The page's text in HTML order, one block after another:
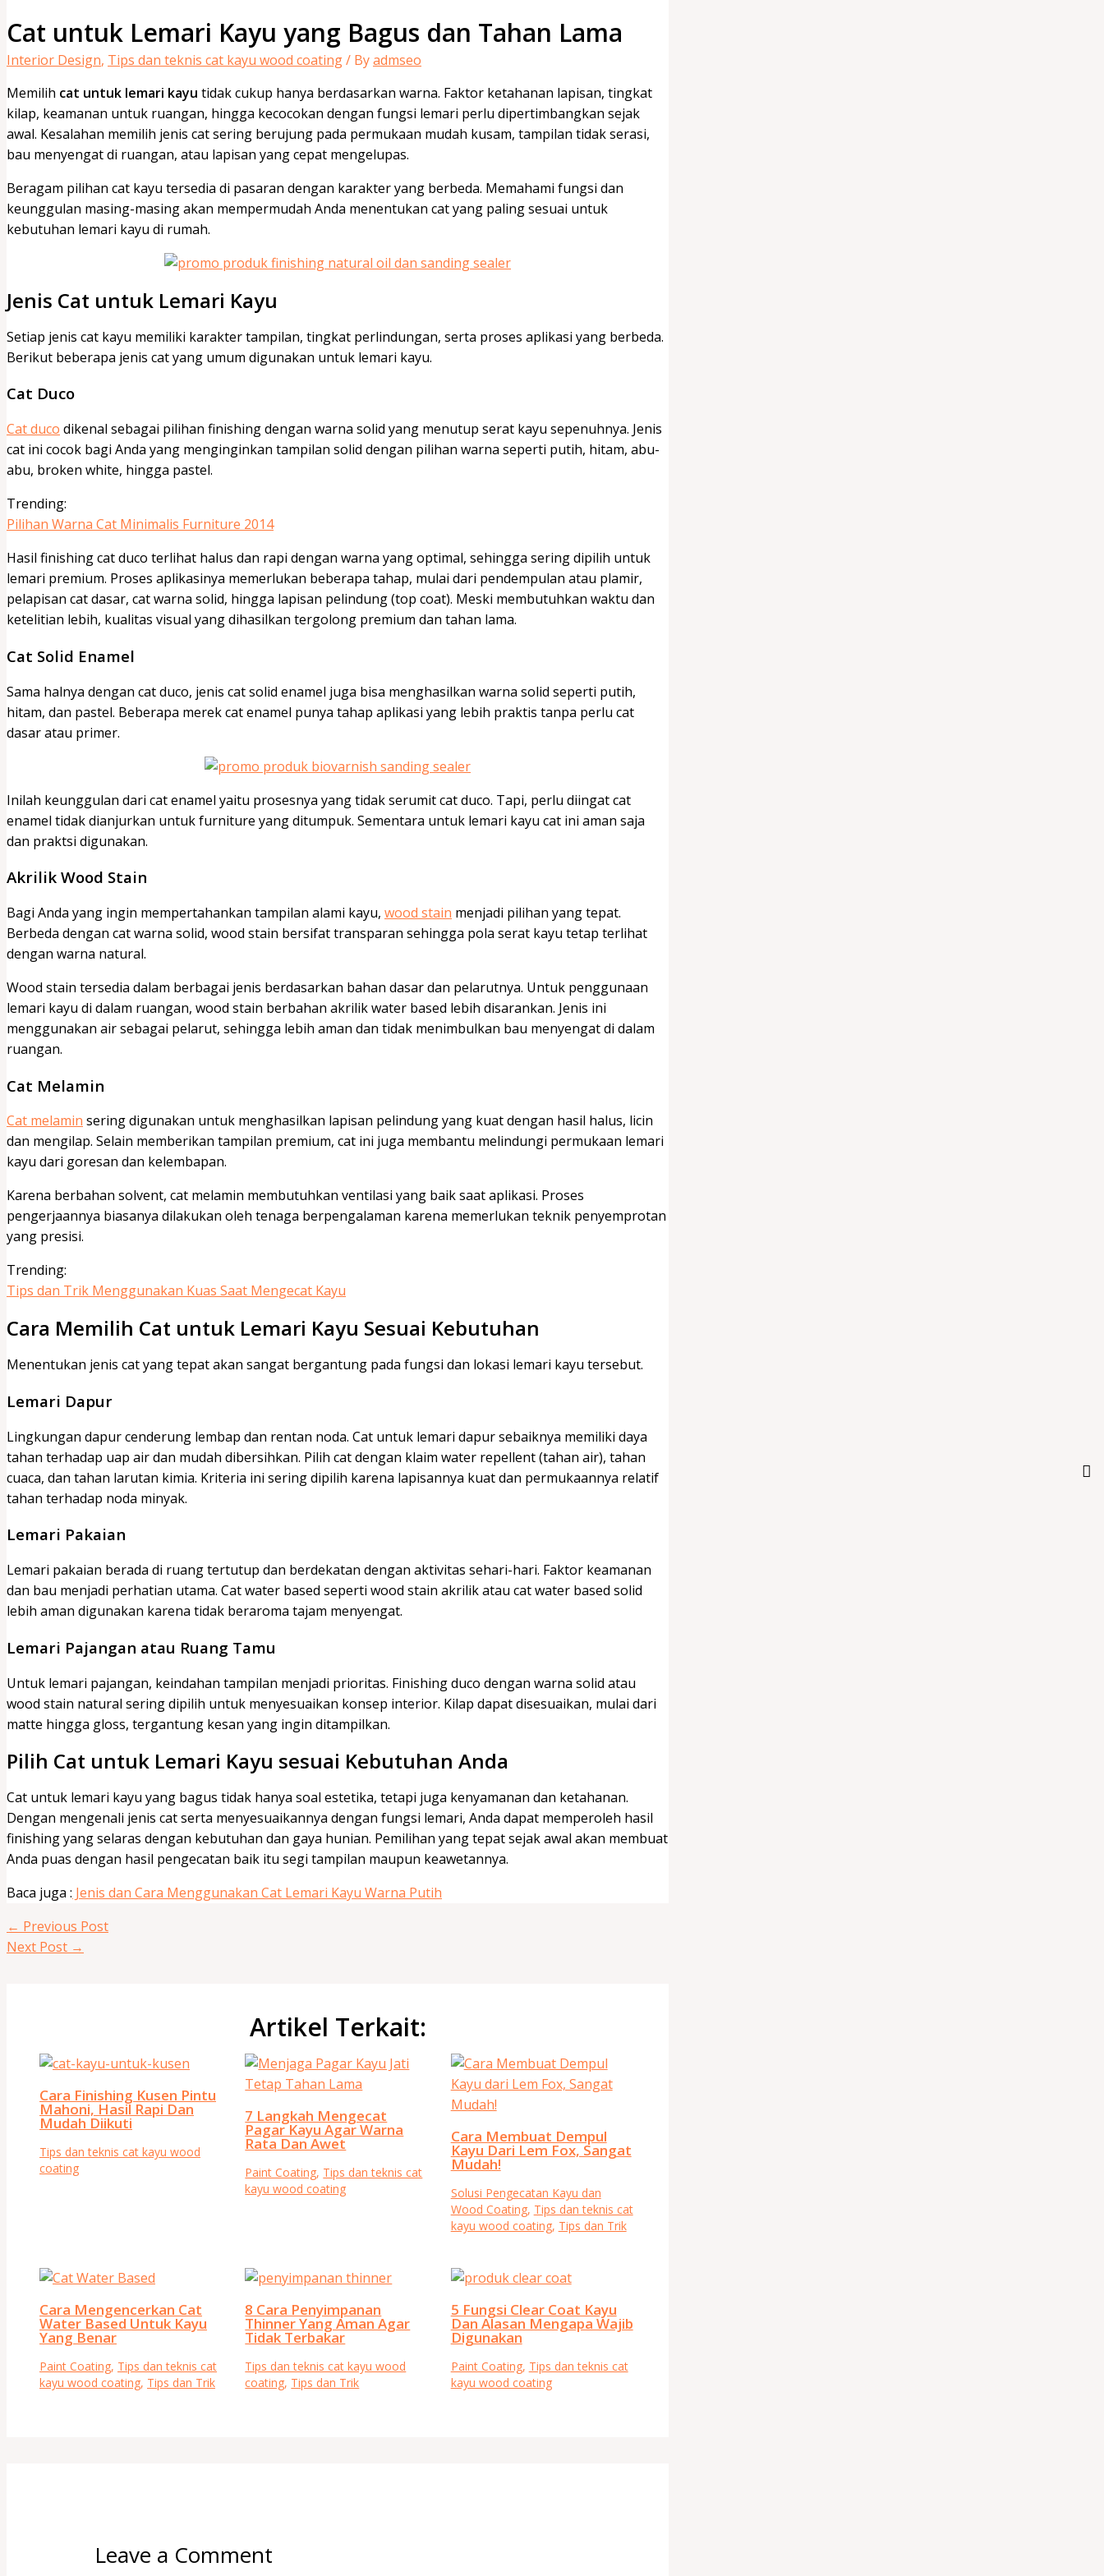
Cat untuk Lemari Kayu yang Bagus dan Tahan Lama
Interior Design, Tips dan teknis cat kayu wood coating/ Byadmseo
Memilih cat untuk lemari kayu tidak cukup hanya berdasarkan warna. Faktor ketahanan lapisan, tingkat
kilap, keamanan untuk ruangan, hingga kecocokan dengan fungsi lemari perlu dipertimbangkan sejak
awal. Kesalahan memilih jenis cat sering berujung pada permukaan mudah kusam, tampilan tidak serasi,
bau menyengat di ruangan, atau lapisan yang cepat mengelupas.
Beragam pilihan cat kayu tersedia di pasaran dengan karakter yang berbeda. Memahami fungsi dan
keunggulan masing-masing akan mempermudah Anda menentukan cat yang paling sesuai untuk
kebutuhan lemari kayu di rumah.
Jenis Cat untuk Lemari Kayu
Setiap jenis cat kayu memiliki karakter tampilan, tingkat perlindungan, serta proses aplikasi yang berbeda.
Berikut beberapa jenis cat yang umum digunakan untuk lemari kayu.
Cat Duco
Cat duco dikenal sebagai pilihan finishing dengan warna solid yang menutup serat kayu sepenuhnya. Jenis
cat ini cocok bagi Anda yang menginginkan tampilan solid dengan pilihan warna seperti putih, hitam, abu-
abu, broken white, hingga pastel.
Trending:
Pilihan Warna Cat Minimalis Furniture 2014
Hasil finishing cat duco terlihat halus dan rapi dengan warna yang optimal, sehingga sering dipilih untuk
lemari premium. Proses aplikasinya memerlukan beberapa tahap, mulai dari pendempulan atau plamir,
pelapisan cat dasar, cat warna solid, hingga lapisan pelindung (top coat). Meski membutuhkan waktu dan
ketelitian lebih, kualitas visual yang dihasilkan tergolong premium dan tahan lama.
Cat Solid Enamel
Sama halnya dengan cat duco, jenis cat solid enamel juga bisa menghasilkan warna solid seperti putih,
hitam, dan pastel. Beberapa merek cat enamel punya tahap aplikasi yang lebih praktis tanpa perlu cat
dasar atau primer.
Inilah keunggulan dari cat enamel yaitu prosesnya yang tidak serumit cat duco. Tapi, perlu diingat cat
enamel tidak dianjurkan untuk furniture yang ditumpuk. Sementara untuk lemari kayu cat ini aman saja
dan praktsi digunakan.
Akrilik Wood Stain
Bagi Anda yang ingin mempertahankan tampilan alami kayu, wood stain menjadi pilihan yang tepat.
Berbeda dengan cat warna solid, wood stain bersifat transparan sehingga pola serat kayu tetap terlihat
dengan warna natural.
Wood stain tersedia dalam berbagai jenis berdasarkan bahan dasar dan pelarutnya. Untuk penggunaan
lemari kayu di dalam ruangan, wood stain berbahan akrilik water based lebih disarankan. Jenis ini
menggunakan air sebagai pelarut, sehingga lebih aman dan tidak menimbulkan bau menyengat di dalam
ruangan.
Cat Melamin
Cat melamin sering digunakan untuk menghasilkan lapisan pelindung yang kuat dengan hasil halus, licin
dan mengilap. Selain memberikan tampilan premium, cat ini juga membantu melindungi permukaan lemari
kayu dari goresan dan kelembapan.
Karena berbahan solvent, cat melamin membutuhkan ventilasi yang baik saat aplikasi. Proses
pengerjaannya biasanya dilakukan oleh tenaga berpengalaman karena memerlukan teknik penyemprotan
yang presisi.
Trending:
Tips dan Trik Menggunakan Kuas Saat Mengecat Kayu
Cara Memilih Cat untuk Lemari Kayu Sesuai Kebutuhan
Menentukan jenis cat yang tepat akan sangat bergantung pada fungsi dan lokasi lemari kayu tersebut.
Lemari Dapur
Lingkungan dapur cenderung lembap dan rentan noda. Cat untuk lemari dapur sebaiknya memiliki daya
tahan terhadap uap air dan mudah dibersihkan. Pilih cat dengan klaim water repellent (tahan air), tahan
cuaca, dan tahan larutan kimia. Kriteria ini sering dipilih karena lapisannya kuat dan permukaannya relatif
tahan terhadap noda minyak.
Lemari Pakaian
Lemari pakaian berada di ruang tertutup dan berdekatan dengan aktivitas sehari-hari. Faktor keamanan
dan bau menjadi perhatian utama. Cat water based seperti wood stain akrilik atau cat water based solid
lebih aman digunakan karena tidak beraroma tajam menyengat.
Lemari Pajangan atau Ruang Tamu
Untuk lemari pajangan, keindahan tampilan menjadi prioritas. Finishing duco dengan warna solid atau
wood stain natural sering dipilih untuk menyesuaikan konsep interior. Kilap dapat disesuaikan, mulai dari
matte hingga gloss, tergantung kesan yang ingin ditampilkan.
Pilih Cat untuk Lemari Kayu sesuai Kebutuhan Anda
Cat untuk lemari kayu yang bagus tidak hanya soal estetika, tetapi juga kenyamanan dan ketahanan.
Dengan mengenali jenis cat serta menyesuaikannya dengan fungsi lemari, Anda dapat memperoleh hasil
finishing yang selaras dengan kebutuhan dan gaya hunian. Pemilihan yang tepat sejak awal akan membuat
Anda puas dengan hasil pengecatan baik itu segi tampilan maupun keawetannya.
Baca juga : Jenis dan Cara Menggunakan Cat Lemari Kayu Warna Putih
← Previous Post
Next Post →
Artikel Terkait:
Cara Finishing Kusen Pintu
Mahoni, Hasil Rapi Dan
Mudah Diikuti
Tips dan teknis cat kayu wood
coating
7 Langkah Mengecat
Pagar Kayu Agar Warna
Rata Dan Awet
Paint Coating, Tips dan teknis cat
kayu wood coating
Cara Membuat Dempul
Kayu Dari Lem Fox, Sangat
Mudah!
Solusi Pengecatan Kayu dan
Wood Coating, Tips dan teknis cat
kayu wood coating, Tips dan Trik
Cara Mengencerkan Cat
Water Based Untuk Kayu
Yang Benar
Paint Coating, Tips dan teknis cat
kayu wood coating, Tips dan Trik
8 Cara Penyimpanan
Thinner Yang Aman Agar
Tidak Terbakar
Tips dan teknis cat kayu wood
coating, Tips dan Trik
5 Fungsi Clear Coat Kayu
Dan Alasan Mengapa Wajib
Digunakan
Paint Coating, Tips dan teknis cat
kayu wood coating
Leave a Comment